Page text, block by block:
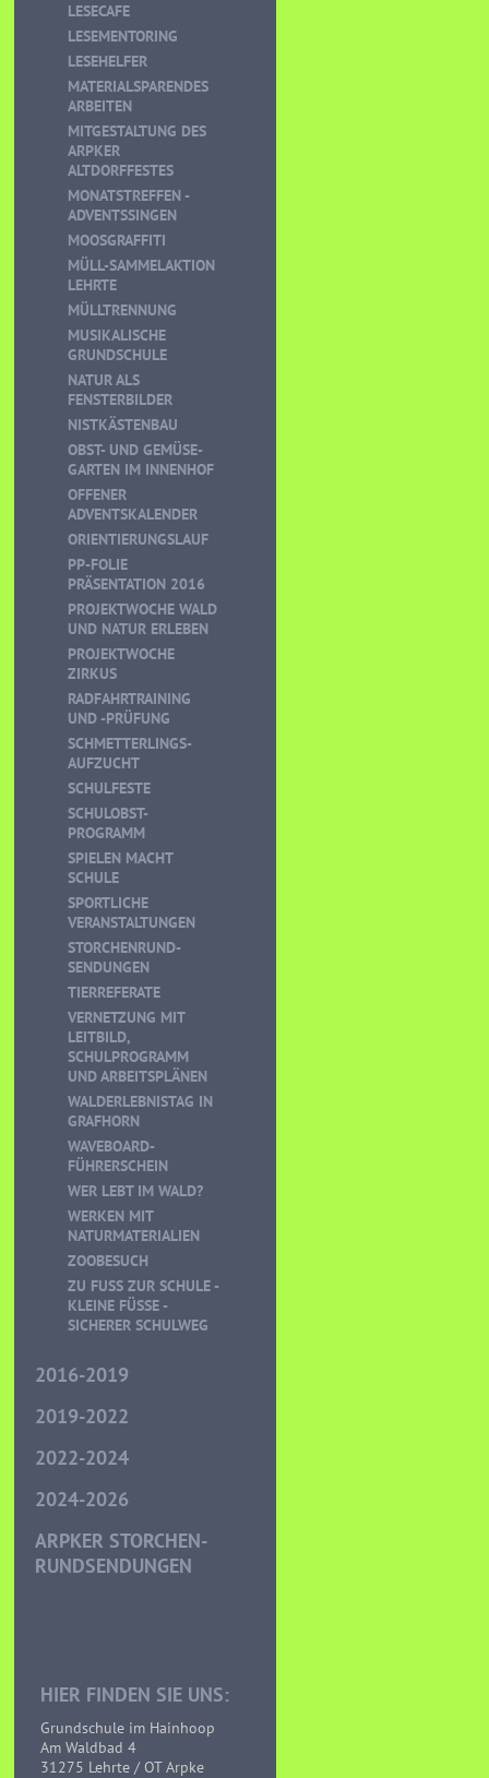
LESECAFE
LESEMENTORING
LESEHELFER
MATERIALSPARENDES
ARBEITEN
MITGESTALTUNG DES
ARPKER
ALTDORFFESTES
MONATSTREFFEN -
ADVENTSSINGEN
MOOSGRAFFITI
MÜLL-SAMMELAKTION
LEHRTE
MÜLLTRENNUNG
MUSIKALISCHE
GRUNDSCHULE
NATUR ALS
FENSTERBILDER
NISTKÄSTENBAU
OBST- UND GEMÜSE-
GARTEN IM INNENHOF
OFFENER
ADVENTSKALENDER
ORIENTIERUNGSLAUF
PP-FOLIE
PRÄSENTATION 2016
PROJEKTWOCHE WALD
UND NATUR ERLEBEN
PROJEKTWOCHE
ZIRKUS
RADFAHRTRAINING
UND -PRÜFUNG
SCHMETTERLINGS-
AUFZUCHT
SCHULFESTE
SCHULOBST-
PROGRAMM
SPIELEN MACHT
SCHULE
SPORTLICHE
VERANSTALTUNGEN
STORCHENRUND-
SENDUNGEN
TIERREFERATE
VERNETZUNG MIT
LEITBILD,
SCHULPROGRAMM
UND ARBEITSPLÄNEN
WALDERLEBNISTAG IN
GRAFHORN
WAVEBOARD-
FÜHRERSCHEIN
WER LEBT IM WALD?
WERKEN MIT
NATURMATERIALIEN
ZOOBESUCH
ZU FUSS ZUR SCHULE - K
LEINE FÜSSE - SI
CHERER SCHULWEG
2016-2019
2019-2022
2022-2024
2024-2026
ARPKER STORCHEN-
RUNDSENDUNGEN
HIER FINDEN SIE UNS:
Grundschule im Hainhoop
Am Waldbad 4
31275 Lehrte / OT Arpke